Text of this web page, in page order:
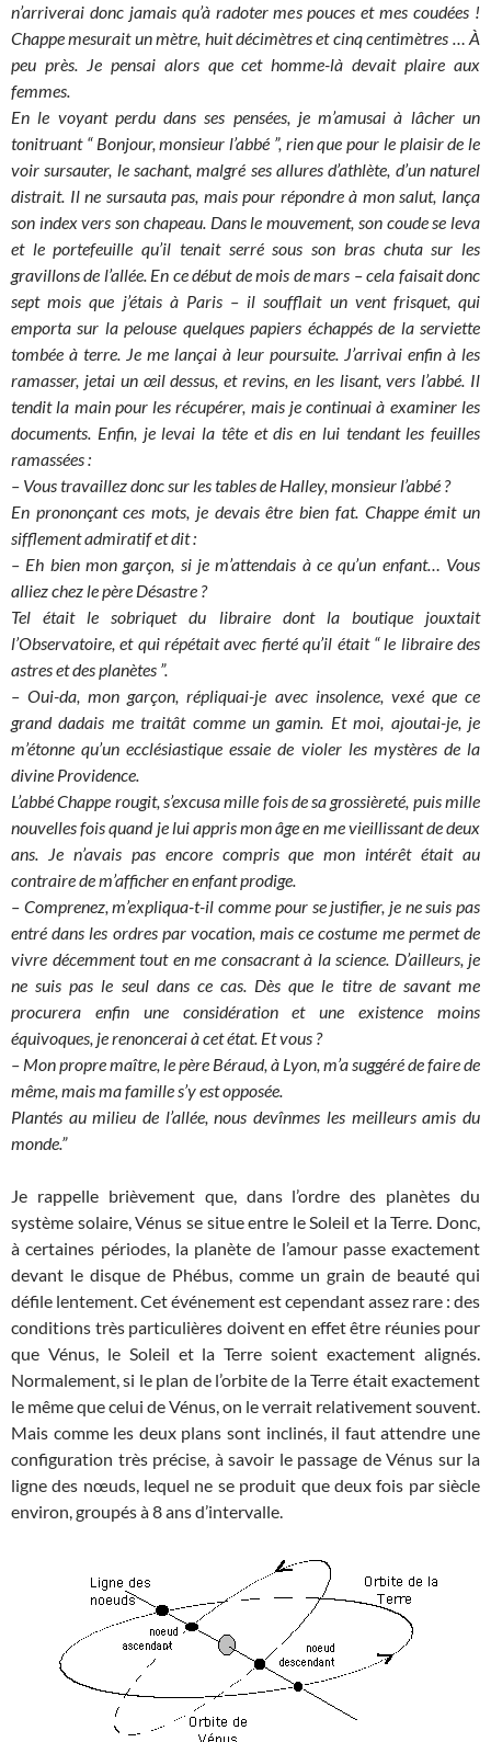
n’arriverai donc jamais qu’à radoter mes pouces et mes coudées !
Chappe mesurait un mètre, huit décimètres et cinq centimètres … À
peu près. Je pensai alors que cet homme-là devait plaire aux
femmes.
En le voyant perdu dans ses pensées, je m’amusai à lâcher un
tonitruant “ Bonjour, monsieur l’abbé ”, rien que pour le plaisir de le
voir sursauter, le sachant, malgré ses allures d’athlète, d’un naturel
distrait. Il ne sursauta pas, mais pour répondre à mon salut, lança
son index vers son chapeau. Dans le mouvement, son coude se leva
et le portefeuille qu’il tenait serré sous son bras chuta sur les
gravillons de l’allée. En ce début de mois de mars – cela faisait donc
sept mois que j’étais à Paris – il soufflait un vent frisquet, qui
emporta sur la pelouse quelques papiers échappés de la serviette
tombée à terre. Je me lançai à leur poursuite. J’arrivai enfin à les
ramasser, jetai un œil dessus, et revins, en les lisant, vers l’abbé. Il
tendit la main pour les récupérer, mais je continuai à examiner les
documents. Enfin, je levai la tête et dis en lui tendant les feuilles
ramassées :
– Vous travaillez donc sur les tables de Halley, monsieur l’abbé ?
En prononçant ces mots, je devais être bien fat. Chappe émit un
sifflement admiratif et dit :
– Eh bien mon garçon, si je m’attendais à ce qu’un enfant… Vous
alliez chez le père Désastre ?
Tel était le sobriquet du libraire dont la boutique jouxtait
l’Observatoire, et qui répétait avec fierté qu’il était “ le libraire des
astres et des planètes ”.
– Oui-da, mon garçon, répliquai-je avec insolence, vexé que ce
grand dadais me traitât comme un gamin. Et moi, ajoutai-je, je
m’étonne qu’un ecclésiastique essaie de violer les mystères de la
divine Providence.
L’abbé Chappe rougit, s’excusa mille fois de sa grossièreté, puis mille
nouvelles fois quand je lui appris mon âge en me vieillissant de deux
ans. Je n’avais pas encore compris que mon intérêt était au
contraire de m’afficher en enfant prodige.
– Comprenez, m’expliqua-t-il comme pour se justifier, je ne suis pas
entré dans les ordres par vocation, mais ce costume me permet de
vivre décemment tout en me consacrant à la science. D’ailleurs, je
ne suis pas le seul dans ce cas. Dès que le titre de savant me
procurera enfin une considération et une existence moins
équivoques, je renoncerai à cet état. Et vous ?
– Mon propre maître, le père Béraud, à Lyon, m’a suggéré de faire de
même, mais ma famille s’y est opposée.
Plantés au milieu de l’allée, nous devînmes les meilleurs amis du
monde.”
Je rappelle brièvement que, dans l’ordre des planètes du
système solaire, Vénus se situe entre le Soleil et la Terre. Donc,
à certaines périodes, la planète de l’amour passe exactement
devant le disque de Phébus, comme un grain de beauté qui
défile lentement. Cet événement est cependant assez rare : des
conditions très particulières doivent en effet être réunies pour
que Vénus, le Soleil et la Terre soient exactement alignés.
Normalement, si le plan de l’orbite de la Terre était exactement
le même que celui de Vénus, on le verrait relativement souvent.
Mais comme les deux plans sont inclinés, il faut attendre une
configuration très précise, à savoir le passage de Vénus sur la
ligne des nœuds, lequel ne se produit que deux fois par siècle
environ, groupés à 8 ans d’intervalle.